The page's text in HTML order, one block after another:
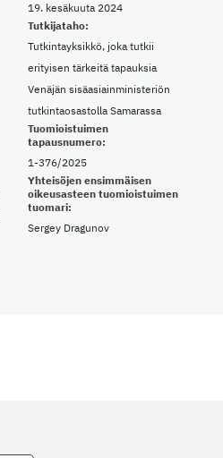
19. kesäkuuta 2024
Tutkijataho:
Tutkintayksikkö, joka tutkii
erityisen tärkeitä tapauksia
Venäjän sisäasiainministeriön
tutkintaosastolla Samarassa
Tuomioistuimen
tapausnumero:
1-376/2025
Yhteisöjen ensimmäisen
oikeusasteen tuomioistuimen
tuomari:
Sergey Dragunov